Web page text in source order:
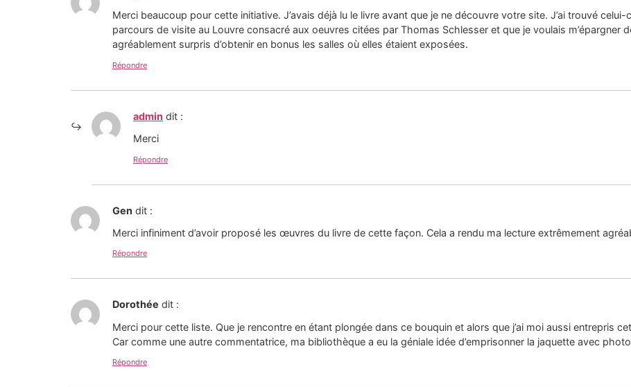
Merci beaucoup pour cette initiative. J’avais déjà lu le livre avant que je ne découvre votre site. J’ai trouvé
parcours de visite au Louvre consacré aux oeuvres citées par Thomas Schlesser et que je voulais m’épargner
agréablement surpris d’obtenir en bonus les salles où elles étaient exposées.
Répondre
admin dit :
Merci
Répondre
Gen dit :
Merci infiniment d’avoir proposé les œuvres du livre de cette façon. Cela a rendu ma lecture extrêmement
Répondre
Dorothée dit :
Merci pour cette liste. Que je rencontre en étant plongée dans ce bouquin et alors que j’ai moi aussi entrepris
Car comme une autre commentatrice, ma bibliothèque a eu la géniale idée d’emprisonner la jaquette avec
Répondre